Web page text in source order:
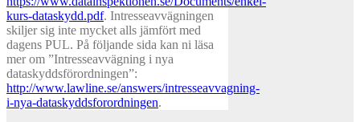
kurs-dataskydd.pdf. Intresseavvägningen
skiljer sig inte mycket alls jämfört med
dagens PUL. På följande sida kan ni läsa
mer om ”Intresseavvägning i nya
dataskyddsförordningen”:
http://www.lawline.se/answers/intresseavvagning-
i-nya-dataskyddsforordningen.